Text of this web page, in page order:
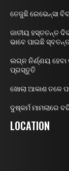
ତେଜୁଛି ରେଭେନ୍ସା
ଜାତୀୟ ହସ୍ତତନ୍ତ
ଭାବେ ପାଇଛି
ଲଗ୍ନ ନିର୍ଣ୍ଣୟ
ପ୍ରସ୍ତୁତି
ଖୋଲା ଆକାଶ ତଳେ
ଦୁଷ୍କର୍ମ ମାମଲାରେ
LOCATION